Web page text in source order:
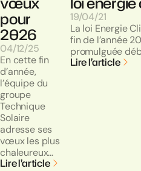
pour
2026
04/12/25
En cette fin
d’année,
l’équipe du
groupe
Technique
Solaire
adresse ses
vœux les plus
chaleureux…
Lire l’article
19/04/21
La loi Energie
fin de l’année
promulguée
Lire l’article